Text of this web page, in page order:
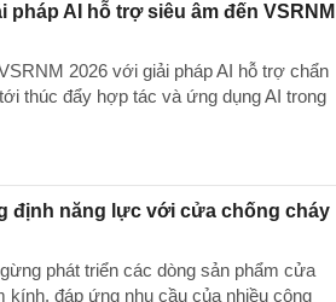
pháp AI hỗ trợ siêu âm đến VSRNM
2026 với giải pháp AI hỗ trợ chẩn
thúc đẩy hợp tác và ứng dụng AI trong
định năng lực với cửa chống cháy
phát triển các dòng sản phẩm cửa
kính, đáp ứng nhu cầu của nhiều công